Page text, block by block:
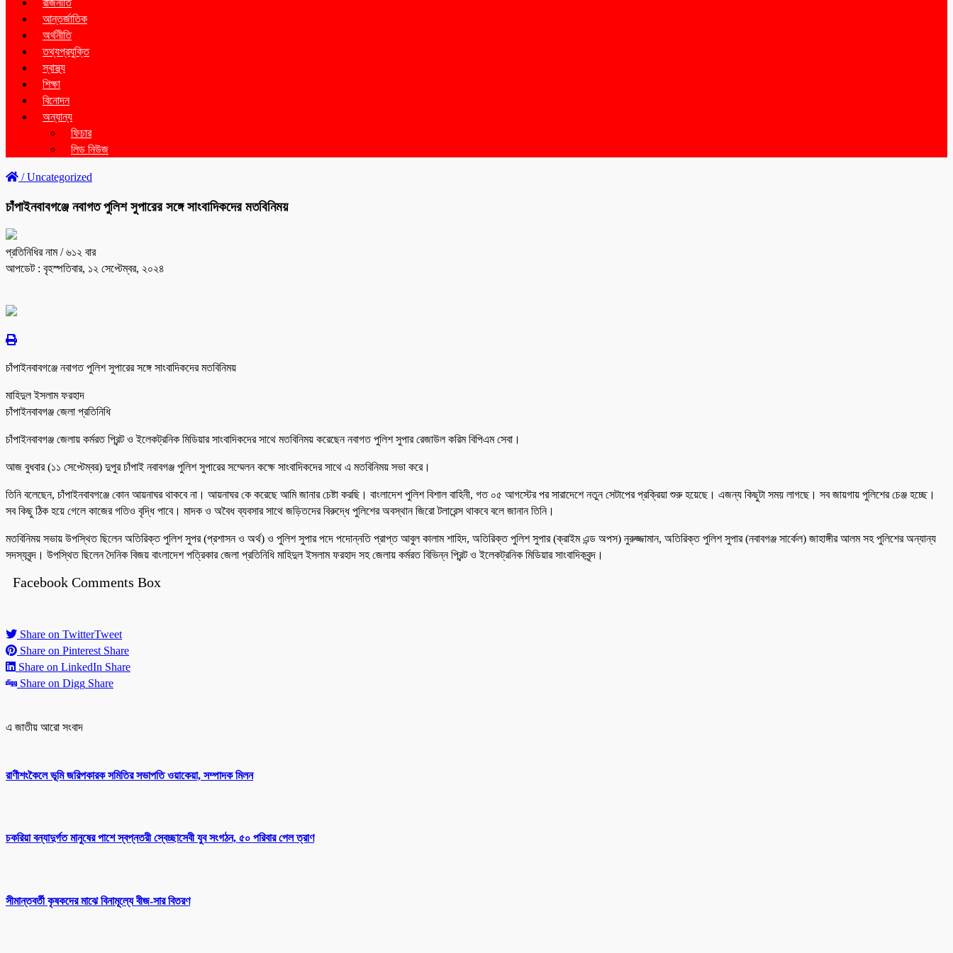
রাজনীতি
আন্তর্জাতিক
অর্থনীতি
তথ্যপ্রযুক্তি
স্বাস্থ্য
শিক্ষা
বিনোদন
অন্যান্য
ফিচার
লিড নিউজ
/Uncategorized
চাঁপাইনবাবগঞ্জে নবাগত পুলিশ সুপারের সঙ্গে সাংবাদিকদের মতবিনিময়
প্রতিনিধির নাম/ ৬১২ বার
আপডেট : বৃহস্পতিবার, ১২ সেপ্টেম্বর, ২০২৪
চাঁপাইনবাবগঞ্জে নবাগত পুলিশ সুপারের সঙ্গে সাংবাদিকদের মতবিনিময়
মাহিদুল ইসলাম ফরহাদ
চাঁপাইনবাবগঞ্জ জেলা প্রতিনিধি
চাঁপাইনবাবগঞ্জ জেলায় কর্মরত প্রিন্ট ও ইলেকট্রনিক মিডিয়ার সাংবাদিকদের সাথে মতবিনিময় করেছেন নবাগত পুলিশ সুপার রেজাউল করিম বিপিএম সেবা।
আজ বুধবার (১১ সেপ্টেম্বর) দুপুর চাঁপাই নবাবগঞ্জ পুলিশ সুপারের সম্মেলন কক্ষে সাংবাদিকদের সাথে এ মতবিনিময় সভা করে।
তিনি বলেছেন, চাঁপাইনবাবগঞ্জে কোন আয়নাঘর থাকবে না। আয়নাঘর কে করেছে আমি জানার চেষ্টা করছি। বাংলাদেশ পুলিশ বিশাল বাহিনী, গত ০৫ আগস্টের পর সারাদেশে নতুন সেটাপের প্রক্রিয়া শুরু হয়েছে। এজন্য কিছুটা সময় লাগছে। সব জায়গায় পুলিশের চেঞ্জ হচ্ছে।
সব কিছু ঠিক হয়ে গেলে কাজের গতিও বৃদ্ধি পাবে। মাদক ও অবৈধ ব্যবসার সাথে জড়িতদের বিরুদ্ধে পুলিশের অবস্থান জিরো টলারেন্স থাকবে বলে জানান তিনি।
মতবিনিময় সভায় উপস্থিত ছিলেন অতিরিক্ত পুলিশ সুপর (প্রশাসন ও অর্থ) ও পুলিশ সুপার পদে পদোন্নতি প্রাপ্ত আবুল কালাম শাহিদ, অতিরিক্ত পুলিশ সুপার (ক্রাইম এন্ড অপস) নুরুজ্জামান, অতিরিক্ত পুলিশ সুপার (নবাবগঞ্জ সার্কেল) জাহাঙ্গীর আলম সহ পুলিশের অন্যান্য
সদস্যবৃন্দ। উপস্থিত ছিলেন দৈনিক বিজয় বাংলাদেশ পত্রিকার জেলা প্রতিনিধি মাহিদুল ইসলাম ফরহাদ সহ জেলায় কর্মরত বিভিন্ন প্রিন্ট ও ইলেকট্রনিক মিডিয়ার সাংবাদিকবৃন্দ।
Facebook Comments Box
Share on TwitterTweet
Share on Pinterest Share
Share on LinkedIn Share
Share on Digg Share
এ জাতীয় আরো সংবাদ
রাণীশংকৈলে ভূমি জরিপকারক সমিতির সভাপতি ওয়াকেয়া, সম্পাদক মিলন
চকরিয়া বন্যাদুর্গত মানুষের পাশে স্বপ্নতরী স্বেচ্ছাসেবী যুব সংগঠন, ৫০ পরিবার পেল ত্রাণ
সীমান্তবর্তী কৃষকদের মাঝে বিনামূল্যে বীজ-সার বিতরণ